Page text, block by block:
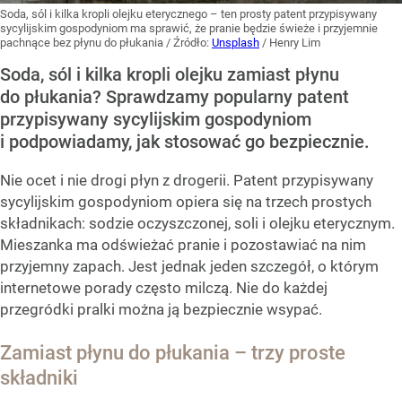
Soda, sól i kilka kropli olejku eterycznego – ten prosty patent przypisywany
sycylijskim gospodyniom ma sprawić, że pranie będzie świeże i przyjemnie
pachnące bez płynu do płukania / Źródło: Unsplash / Henry Lim
Soda, sól i kilka kropli olejku zamiast płynu
do płukania? Sprawdzamy popularny patent
przypisywany sycylijskim gospodyniom
i podpowiadamy, jak stosować go bezpiecznie.
Nie ocet i nie drogi płyn z drogerii. Patent przypisywany
sycylijskim gospodyniom opiera się na trzech prostych
składnikach: sodzie oczyszczonej, soli i olejku eterycznym.
Mieszanka ma odświeżać pranie i pozostawiać na nim
przyjemny zapach. Jest jednak jeden szczegół, o którym
internetowe porady często milczą. Nie do każdej
przegródki pralki można ją bezpiecznie wsypać.
Zamiast płynu do płukania – trzy proste
składniki